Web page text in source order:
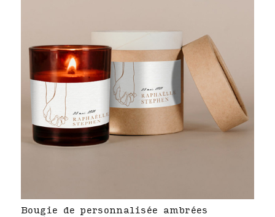
Bougie de personnalisée ambrées